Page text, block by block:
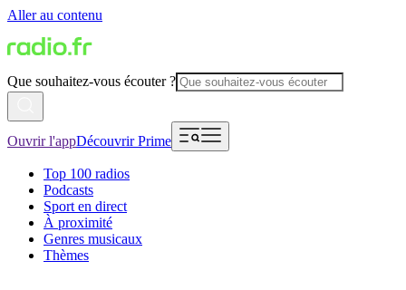
Aller au contenu
Que souhaitez-vous écouter ?
Ouvrir l'appDécouvrir Prime
Top 100 radios
Podcasts
Sport en direct
À proximité
Genres musicaux
Thèmes